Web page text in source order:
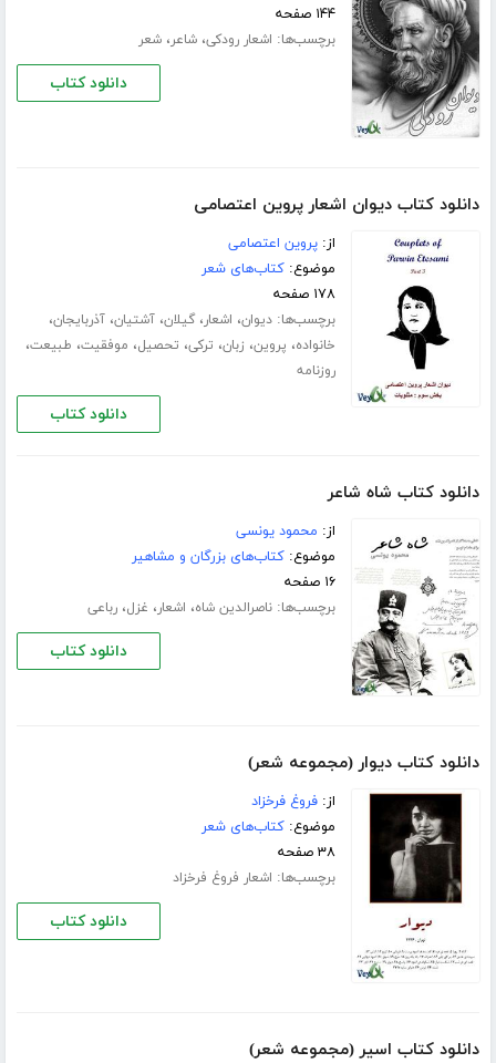
۱۴۴ صفحه
برچسب‌ها: اشعار رودکی،شاعر،شعر
دانلود کتاب
دانلود کتاب دیوان اشعار پروین اعتصامی
از:پروین اعتصامی
موضوع:کتاب‌های شعر
۱۷۸ صفحه
برچسب‌ها:دیوان، اشعار،گیلان،آشتیان،آذربایجان،
خانواده، پروین، زبان، ترکی، تحصیل، موفقیت، طبیعت،
روزنامه
دانلود کتاب
دانلود کتاب شاه شاعر
از: محمود یونسی
موضوع:کتاب‌های بزرگان و مشاهیر
۱۶ صفحه
برچسب‌ها:ناصرالدین شاه، اشعار، غزل،رباعی
دانلود کتاب
دانلود کتاب دیوار (مجموعه شعر)
از:فروغ فرخزاد
موضوع:کتاب‌های شعر
۳۸ صفحه
برچسب‌ها: اشعار فروغ فرخزاد
دانلود کتاب
دانلود کتاب اسیر (مجموعه شعر)